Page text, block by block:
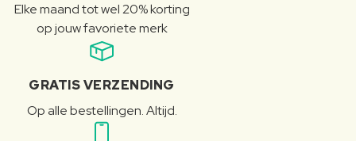
Elke maand tot wel 20% korting
op jouw favoriete merk
GRATIS VERZENDING
Op alle bestellingen. Altijd.